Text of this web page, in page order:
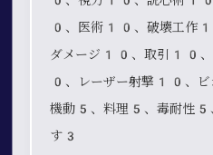
0、医術10、破壊工作
ダメージ10、取引10
0、レーザー射撃10、
機動5、料理5、毒耐性5
す3